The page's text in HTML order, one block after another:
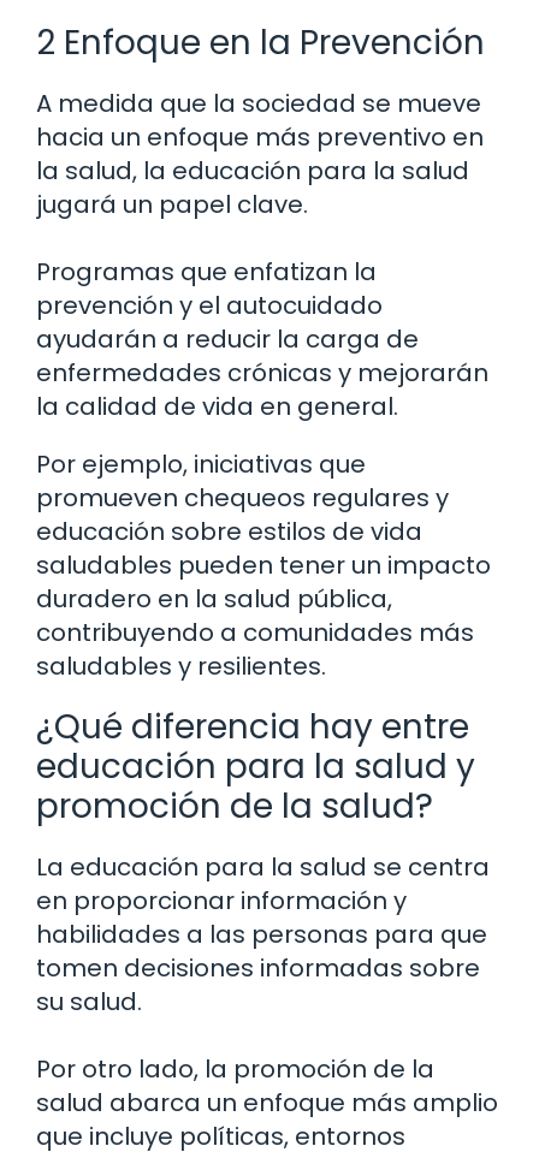
2 Enfoque en la Prevención
A medida que la sociedad se mueve
hacia un enfoque más preventivo en
la salud, la educación para la salud
jugará un papel clave.
Programas que enfatizan la
prevención y el autocuidado
ayudarán a reducir la carga de
enfermedades crónicas y mejorarán
la calidad de vida en general.
Por ejemplo, iniciativas que
promueven chequeos regulares y
educación sobre estilos de vida
saludables pueden tener un impacto
duradero en la salud pública,
contribuyendo a comunidades más
saludables y resilientes.
¿Qué diferencia hay entre
educación para la salud y
promoción de la salud?
La educación para la salud se centra
en proporcionar información y
habilidades a las personas para que
tomen decisiones informadas sobre
su salud.
Por otro lado, la promoción de la
salud abarca un enfoque más amplio
que incluye políticas, entornos